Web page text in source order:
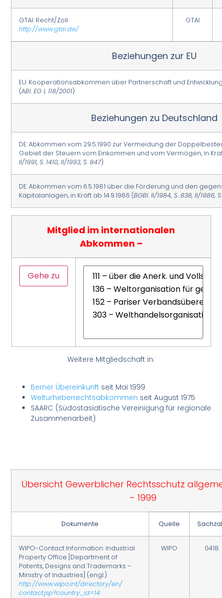
GTAI: Recht/Zoll
http://www.gtai.de/
GTAI
Beziehungen zur EU
EU: Kooperationsabkommen über Partnerschaft und Entwicklung,
(ABl. EG L 118/2001)
Beziehungen zu Deutschland
DE: Abkommen vom 29.5.1990 zur Vermeidung der
Gebiet der Steuern vom Einkommen und vom Vermögen, in
II/1991, S. 1410, II/1993, S. 847)
DE: Abkommen vom 6.5.1981 über die Förderung und den
Kapitalanlagen, in Kraft ab 14.9.1986 (BGBl. II/1984, S. 838, II/1986,
Mitglied im internationalen
Abkommen –
Weitere Mitgliedschaft in:
Berner Übereinkunft seit Mai 1999
Welturheberrechtsabkommen seit August 1975
SAARC (Südostasiatische Vereinigung für regionale
Zusammenarbeit)
Übersicht Gewerblicher Rechtsschutz
– 1999
Dokumente Quelle
WIPO-Contact Information: Industrial
Property Office [Department of
Patents, Designs and Trademarks –
Ministry of Industries] (engl.)
http://www.wipo.int/directory/en/
contact.jsp?country_id=14
WIPO 0418